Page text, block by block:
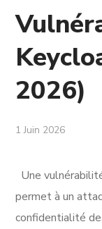
2026)
1 Juin 2026
Une
permet à un
confidentialité